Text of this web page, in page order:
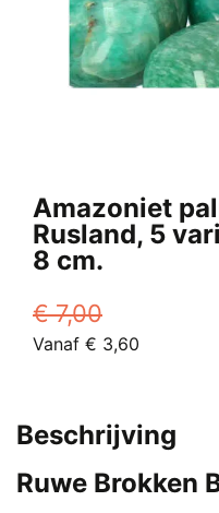
Amazoniet
Rusland, 5
8 cm.
€7,00
Oorspronkelijke
€ 7,00.
Vanaf € 3,60
Vanaf
€ 3,60.
heeft
meerdere
variaties.
Deze
Beschrijving
Ruwe Brokken